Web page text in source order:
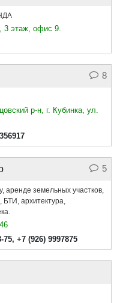
3 этаж, офис 9.
8
р-н, г. Кубинка, ул.
5
аренде земельных участков,
архитектура,
75, +7 (926) 9997875